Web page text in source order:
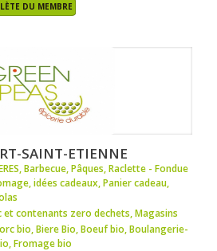
DU MEMBRE
SAINT-ETIENNE
,Barbecue,Pâques,Raclette - Fondue
,idées cadeaux,Panier cadeau,
et contenants zero dechets,Magasins
bio,Biere Bio,Boeuf bio,Boulangerie-
,Fromage bio